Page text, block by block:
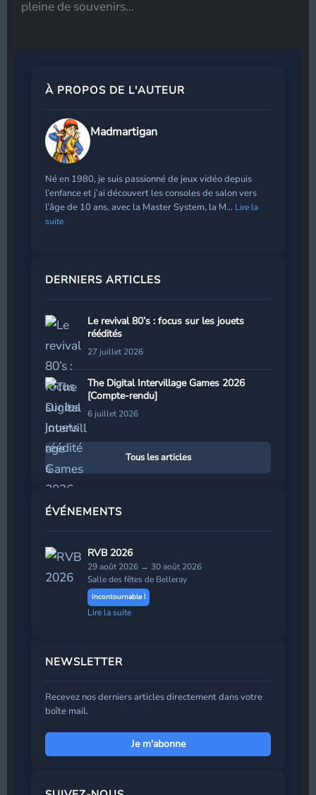
pleine de souvenirs...
À PROPOS DE L'AUTEUR
Madmartigan
Né en 1980, je suis passionné de jeux vidéo depuis
l’enfance et j’ai découvert les consoles de salon vers
l’âge de 10 ans, avec la Master System, la M… Lire la
suite
DERNIERS ARTICLES
Le revival 80’s : focus sur les jouets
réédités
27 juillet 2026
The Digital Intervillage Games 2026
[Compte-rendu]
6 juillet 2026
Tous les articles
ÉVÉNEMENTS
RVB 2026
29 août 2026 → 30 août 2026
Salle des fêtes de Belleray
Incontournable !
Lire la suite
NEWSLETTER
Recevez nos derniers articles directement dans votre
boîte mail.
Je m'abonne